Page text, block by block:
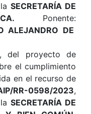
SECRETARÍA DE
. Ponente:
ALEJANDRO DE
del proyecto de
el cumplimiento
en el recurso de
0598/2023,
SECRETARÍA DE